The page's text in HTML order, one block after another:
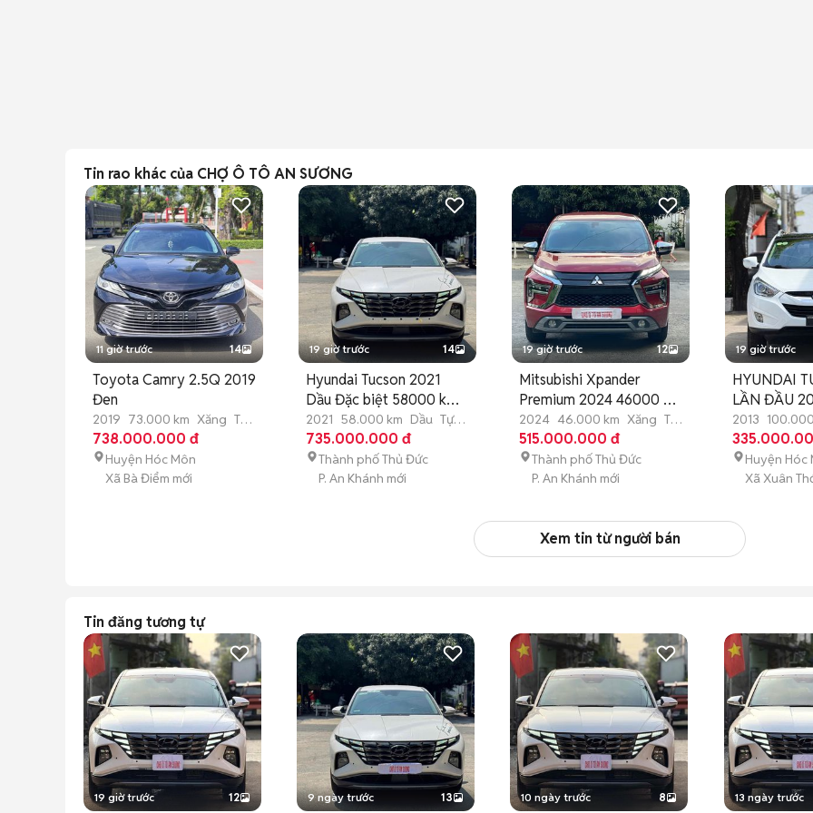
Tin rao khác của CHỢ Ô TÔ AN SƯƠNG
11 giờ trước 14
Toyota Camry 2.5Q 2019
Đen
2019 73.000 km Xăng Tự
động
738.000.000 đ
Huyện Hóc Môn
Xã Bà Điểm mới
19 giờ trước 14
Hyundai Tucson 2021
Dầu Đặc biệt 58000 km
Trắng
2021 58.000 km Dầu Tự
động
735.000.000 đ
Thành phố Thủ Đức
P. An Khánh mới
19 giờ trước 12
Mitsubishi Xpander
Premium 2024 46000 km
Đỏ
2024 46.000 km Xăng Tự
động
515.000.000 đ
Thành phố Thủ Đức
P. An Khánh mới
19 giờ trước
HYUNDAI
LẦN ĐẦU
100.000KM
2013
động
Huyện Hóc
Xã Xuân
Xem tin từ người bán
Tin đăng tương tự
19 giờ trước 12 9 ngày trước 13 10 ngày trước 8 13 ngày trước